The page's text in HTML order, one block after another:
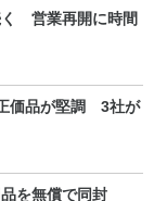
く 営業再開に時間
価品が堅調 3社が
を無償で同封